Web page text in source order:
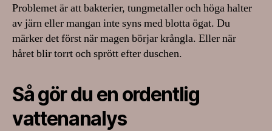
Problemet är att bakterier, tungmetaller och höga halter
av järn eller mangan inte syns med blotta ögat. Du
märker det först när magen börjar krångla. Eller när
håret blir torrt och sprött efter duschen.
Så gör du en ordentlig
vattenanalys